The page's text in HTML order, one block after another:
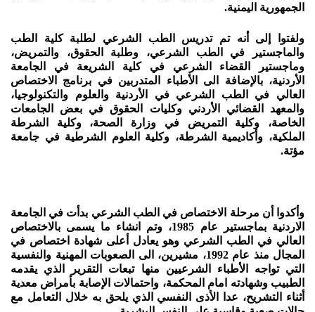
الجمهورية اليمنية.
ولفتوا إلى أنه تم تدريس الطب الشرعي لطلبة كلية الطب
والماجستير في الطب الشرعي، وطلبة الحقوق، والتمريض،
وماجستير القضاء الشرعي في كلية الشريعة في الجامعة
الأردنية، بالإضافة الى الأطباء المتدربين في برنامج الاختصاص
العالي في الطب الشرعي في الأردنية والعلوم والتكنولوجيا،
والمعهد القضائي الأردني وكليات الحقوق في بعض الجامعات
الخاصة، وكلية التمريض في وزارة الصحة، وكلية الشرطة
الملكية، وأكاديمية الشرطة، وكلية العلوم الشرطية في جامعة
مؤتة.
وأكدوا أن مرحلة الاختصاص في الطب الشرعي بدأت في الجامعة
الاردنية بماجستير عام 1985، وتم انشاء ما يسمى بالاختصاص
العالي في الطب الشرعي وهو يعادل أعلى شهادة اختصاص في
المجال منذ عام 1992، مشيرين، الى الصعوبات المهنية والنفسية
التي تواجه الأطباء الشرعيين منها تبعات التقرير الذي يقدمه
الطبيب وشهادته امام المحكمة، واحتمالات الإصابة بأمراض معدية
أثناء التشريح، عدا الأذى النفسي الذي يلحق به خلال التعامل مع